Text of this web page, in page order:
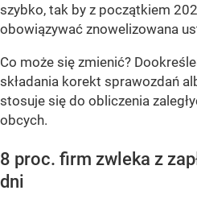
szybko, tak by z początkiem
obowiązywać znowelizowana
Co może się zmienić?
składania korekt sprawozdań
stosuje się do obliczenia
obcych.
8 proc. firm zwleka z
dni